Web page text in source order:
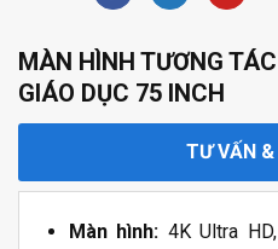
MÀN HÌNH TƯƠNG
GIÁO DỤC 75 INCH
TƯ VẤN
Màn hình: 4K Ultra